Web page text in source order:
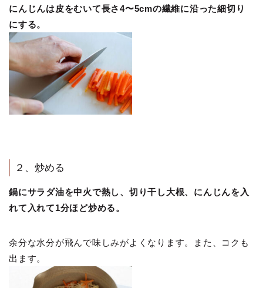
にんじんは皮をむいて長さ4〜5cmの繊維に沿った細切り
にする。
２、炒める
鍋にサラダ油を中火で熱し、切り干し大根、にんじんを入
れて入れて1分ほど炒める。
余分な水分が飛んで味しみがよくなります。また、コクも
出ます。